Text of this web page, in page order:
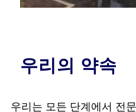
우리의 약속
우리는 모든 단계에서 전